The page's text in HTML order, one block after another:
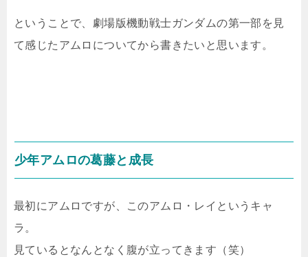
ということで、劇場版機動戦士ガンダムの第一部を見
て感じたアムロについてから書きたいと思います。
少年アムロの葛藤と成長
最初にアムロですが、このアムロ・レイというキャ
ラ。
見ているとなんとなく腹が立ってきます（笑）